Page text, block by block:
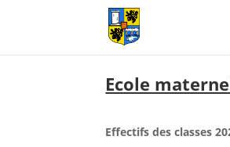
Ecole
Effectifs des classes